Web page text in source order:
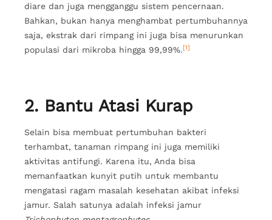
diare dan juga mengganggu sistem pencernaan.
Bahkan, bukan hanya menghambat pertumbuhannya
saja, ekstrak dari rimpang ini juga bisa menurunkan
populasi dari mikroba hingga 99,99%.[1]
2. Bantu Atasi Kurap
Selain bisa membuat pertumbuhan bakteri
terhambat, tanaman rimpang ini juga memiliki
aktivitas antifungi. Karena itu, Anda bisa
memanfaatkan kunyit putih untuk membantu
mengatasi ragam masalah kesehatan akibat infeksi
jamur. Salah satunya adalah infeksi jamur